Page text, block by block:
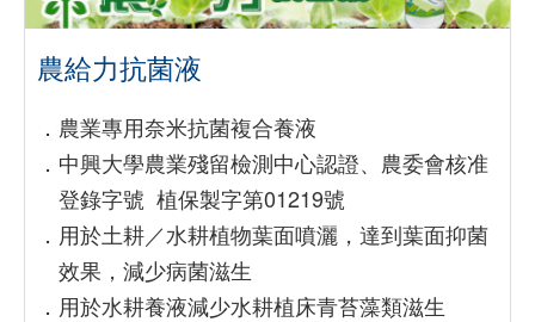
農給力抗菌液
． 農業專用奈米抗菌複合養液
． 中興大學農業殘留檢測中心認證、農委會核准
登錄字號 植保製字第01219號
． 用於土耕／水耕植物葉面噴灑，達到葉面抑菌
效果，減少病菌滋生
． 用於水耕養液減少水耕植床青苔藻類滋生